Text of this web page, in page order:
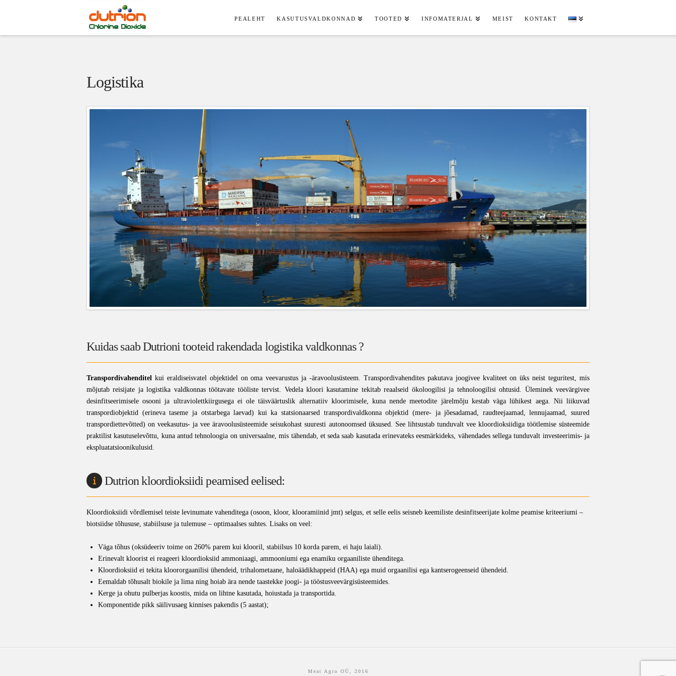
PEALEHT KASUTUSVALDKONNAD TOOTED INFOMATERJAL MEIST KONTAKT
Logistika
Kuidas saab Dutrioni tooteid rakendada logistika valdkonnas ?
Transpordivahenditel kui eraldiseisvatel objektidel on oma veevarustus ja -äravoolusüsteem. Transpordivahendites pakutava joogivee kvaliteet on üks neist teguritest, mis
mõjutab reisijate ja logistika valdkonnas töötavate tööliste tervist. Vedela kloori kasutamine tekitab reaalseid ökoloogilisi ja tehnoloogilisi ohtusid. Üleminek veevärgivee
desinfitseerimisele osooni ja ultraviolettkiirgusega ei ole täisväärtuslik alternatiiv kloorimisele, kuna nende meetodite järelmõju kestab väga lühikest aega. Nii liikuvad
transpordiobjektid (erineva taseme ja otstarbega laevad) kui ka statsionaarsed transpordivaldkonna objektid (mere- ja jõesadamad, raudteejaamad, lennujaamad, suured
transpordiettevõtted) on veekasutus- ja vee äravoolusüsteemide seisukohast suuresti autonoomsed üksused. See lihtsustab tunduvalt vee kloordioksiidiga töötlemise süsteemide
praktilist kasutuselevõttu, kuna antud tehnoloogia on universaalne, mis tähendab, et seda saab kasutada erinevateks eesmärkideks, vähendades sellega tunduvalt investeerimis- ja
ekspluatatsioonikulusid.
Dutrion kloordioksiidi peamised eelised:
Kloordioksiidi võrdlemisel teiste levinumate vahenditega (osoon, kloor, klooramiinid jmt) selgus, et selle eelis seisneb keemiliste desinfitseerijate kolme peamise kriteeriumi –
biotsiidse tõhususe, stabiilsuse ja tulemuse – optimaalses suhtes. Lisaks on veel:
Väga tõhus (oksüdeeriv toime on 260% parem kui klooril, stabiilsus 10 korda parem, ei haju laiali).
Erinevalt kloorist ei reageeri kloordioksiid ammoniaagi, ammooniumi ega enamiku orgaaniliste ühenditega.
Kloordioksiid ei tekita kloororgaanilisi ühendeid, trihalometaane, haloäädikhappeid (HAA) ega muid orgaanilisi ega kantserogeenseid ühendeid.
Eemaldab tõhusalt biokile ja lima ning hoiab ära nende taastekke joogi- ja tööstusveevärgisüsteemides.
Kerge ja ohutu pulberjas koostis, mida on lihtne kasutada, hoiustada ja transportida.
Komponentide pikk säilivusaeg kinnises pakendis (5 aastat);
Meat Agro OÜ, 2016